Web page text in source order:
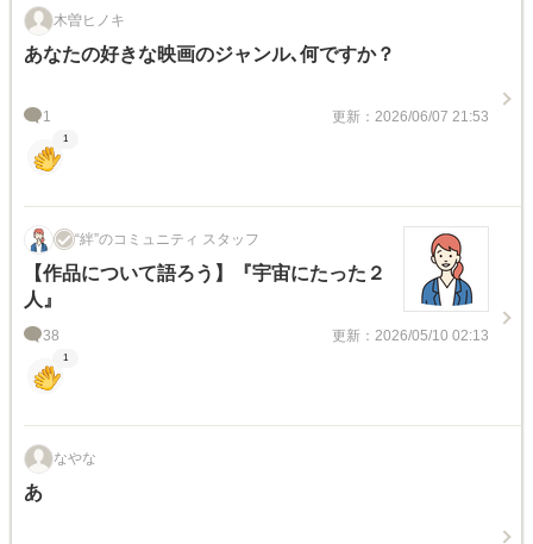
木曽ヒノキ
あなたの好きな映画のジャンル､何ですか？
1 更新：2026/06/07 21:53
1
“絆”のコミュニティ スタッフ
【作品について語ろう】『宇宙にたった２
人』
38 更新：2026/05/10 02:13
1
なやな
あ